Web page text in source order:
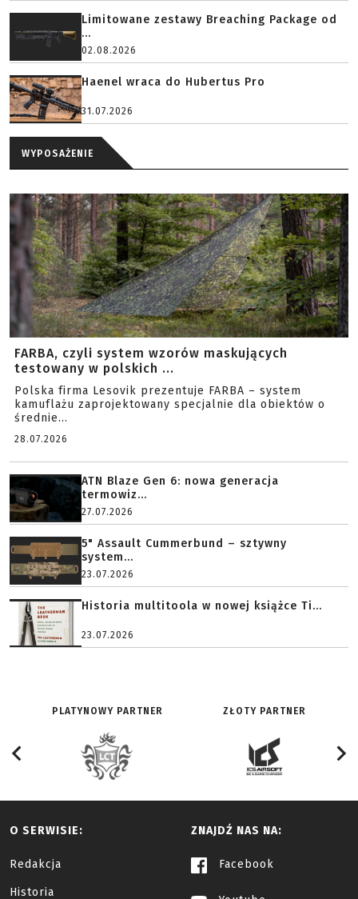
Limitowane zestawy Breaching Package od
...
02.08.2026
Haenel wraca do Hubertus Pro
31.07.2026
WYPOSAŻENIE
FARBA, czyli system wzorów maskujących
testowany w polskich ...
Polska firma Lesovik prezentuje FARBA – system
kamuflażu zaprojektowany specjalnie dla obiektów o
średnie...
28.07.2026
ATN Blaze Gen 6: nowa generacja
termowiz...
27.07.2026
5" Assault Cummerbund – sztywny
system...
23.07.2026
Historia multitoola w nowej książce Ti...
23.07.2026
PLATYNOWY PARTNER ZŁOTY PARTNER
O SERWISIE:
Redakcja
Historia
ZNAJDŹ NAS NA:
Facebook